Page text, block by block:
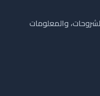
والمعلومات